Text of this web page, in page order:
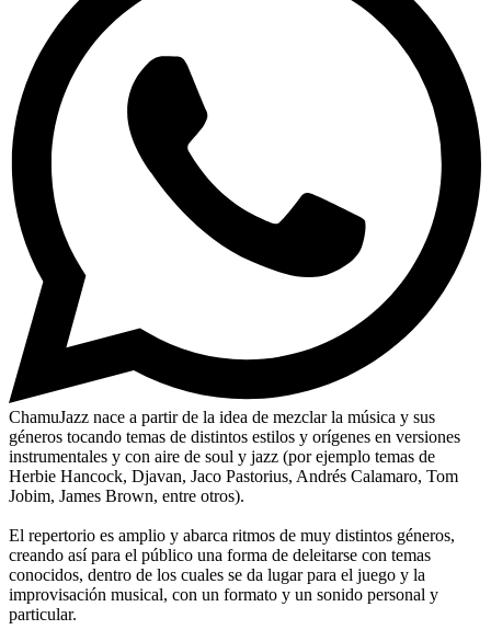
ChamuJazz nace a partir de la idea de mezclar la música y sus
géneros tocando temas de distintos estilos y orígenes en versiones
instrumentales y con aire de soul y jazz (por ejemplo temas de
Herbie Hancock, Djavan, Jaco Pastorius, Andrés Calamaro, Tom
Jobim, James Brown, entre otros).
El repertorio es amplio y abarca ritmos de muy distintos géneros,
creando así para el público una forma de deleitarse con temas
conocidos, dentro de los cuales se da lugar para el juego y la
improvisación musical, con un formato y un sonido personal y
particular.